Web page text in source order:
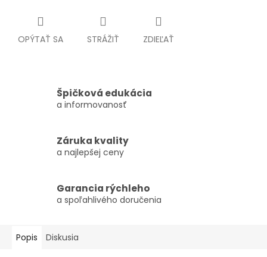
OPÝTAŤ SA STRÁŽIŤ ZDIEĽAŤ
Špičková edukácia
a informovanosť
Záruka kvality
a najlepšej ceny
Garancia rýchleho
a spoľahlivého doručenia
Popis Diskusia